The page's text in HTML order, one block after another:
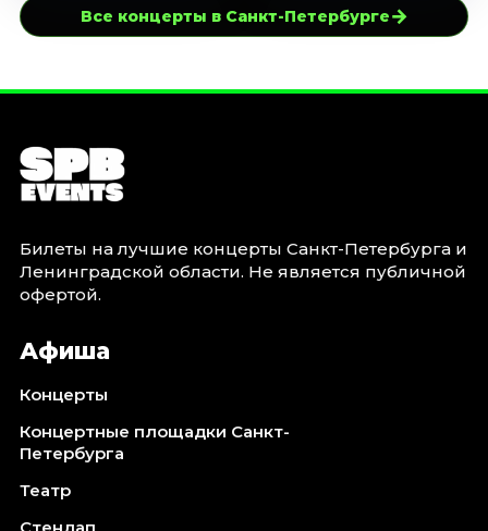
Все концерты в Санкт-Петербурге→
Билеты на лучшие концерты Санкт-Петербурга и
Ленинградской области. Не является публичной
офертой.
Афиша
Концерты
Концертные площадки Санкт-
Петербурга
Театр